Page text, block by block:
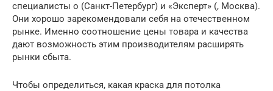
специалисты о (Санкт-Петербург) и «Эксперт» (, Москва).
Они хорошо зарекомендовали себя на отечественном
рынке. Именно соотношение цены товара и качества
дают возможность этим производителям расширять
рынки сбыта.
Чтобы определиться, какая краска для потолка